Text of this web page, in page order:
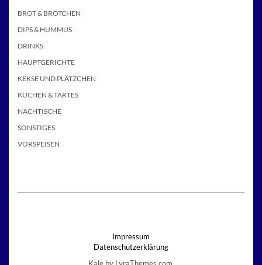
BROT & BRÖTCHEN
DIPS & HUMMUS
DRINKS
HAUPTGERICHTE
KEKSE UND PLÄTZCHEN
KUCHEN & TARTES
NACHTISCHE
SONSTIGES
VORSPEISEN
Impressum
Datenschutzerklärung